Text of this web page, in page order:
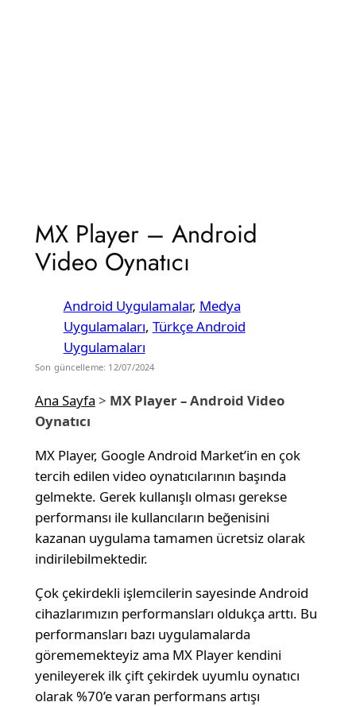
MX Player – Android
Video Oynatıcı
Android Uygulamalar, Medya
Uygulamaları, Türkçe Android
Uygulamaları
Son güncelleme: 12/07/2024
Ana Sayfa > MX Player – Android Video
Oynatıcı
MX Player, Google Android Market’in en çok
tercih edilen video oynatıcılarının başında
gelmekte. Gerek kullanışlı olması gerekse
performansı ile kullancıların beğenisini
kazanan uygulama tamamen ücretsiz olarak
indirilebilmektedir.
Çok çekirdekli işlemcilerin sayesinde Android
cihazlarımızın performansları oldukça arttı. Bu
performansları bazı uygulamalarda
görememekteyiz ama MX Player kendini
yenileyerek ilk çift çekirdek uyumlu oynatıcı
olarak %70’e varan performans artışı